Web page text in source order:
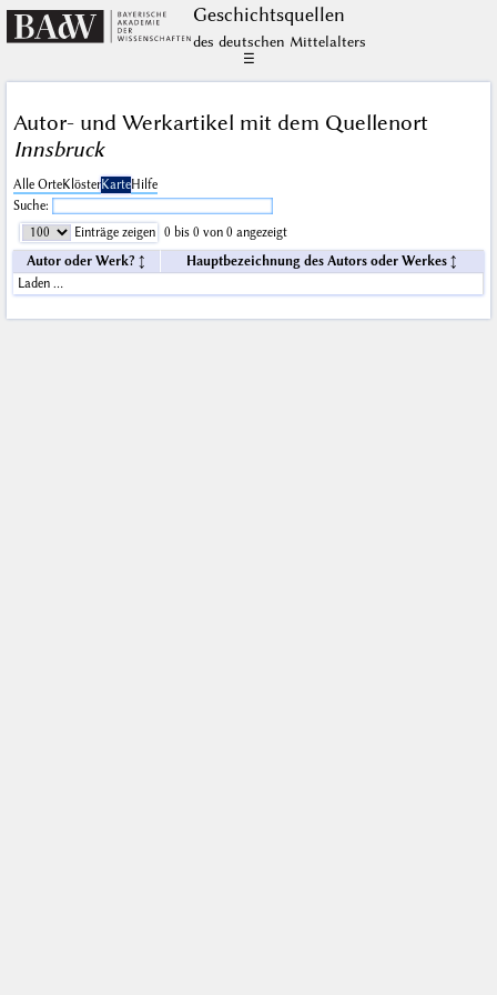
Geschichts­quellen
des deutschen Mittelalters
☰
Autor- und Werkartikel mit dem Quellenort
Innsbruck
Alle OrteKlösterKarteHilfe
Suche:
Einträge zeigen
0 bis 0 von 0 angezeigt
Autor oder Werk?
Hauptbezeichnung des Autors oder Werkes
Laden …